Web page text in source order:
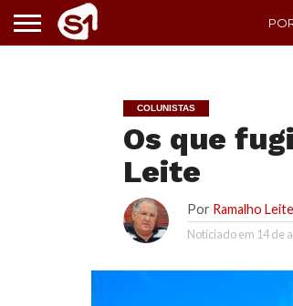
COLUNISTAS
Os que
Leite
Por Ramalho Leite
Noticiado em 14 de